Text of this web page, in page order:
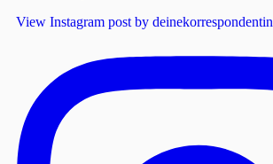
View Instagram post by deinekorrespondentin